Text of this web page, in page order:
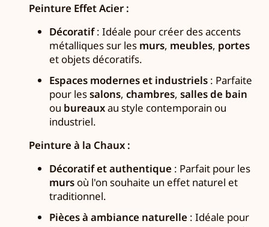
Peinture Effet Acier :
Décoratif: Idéale pour créer des accents
métalliques sur les murs, meubles, portes
et objets décoratifs.
Espaces modernes et industriels: Parfaite
pour lessalons, chambres, salles de bain
ou bureauxau style contemporain ou
industriel.
Peinture à la Chaux :
Décoratif et authentique : Parfait pour les
mursoù l'on souhaite un effet naturel et
traditionnel.
Pièces à ambiance naturelle : Idéale pour